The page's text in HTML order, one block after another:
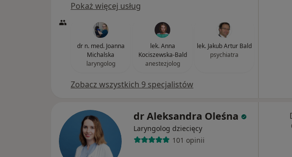
Pokaż więcej usług
dr n. med. Joanna
Michalska
laryngolog
lek. Anna
Kociszewska-Bald
anestezjolog
lek. Jakub Artur Bald
psychiatra
Zobacz wszystkich 9 specjalistów
dr Aleksandra Oleśna
Laryngolog dziecięcy
101 opinii